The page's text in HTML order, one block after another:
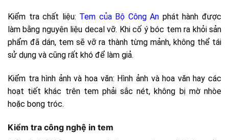
Kiểm tra chất liệu: Tem của Bộ Công An phát hành được
làm bằng nguyên liệu decal vỡ. Khi cố ý bóc tem ra khỏi sản
phẩm đã dán, tem sẽ vỡ ra thành từng mảnh, không thể tái
sử dụng và cũng rất khó để làm giả.
Kiểm tra hình ảnh và hoa văn: Hình ảnh và hoa văn hay các
hoạt tiết khác trên tem phải sắc nét, không bị mờ nhòe
hoặc bong tróc.
Kiểm tra công nghệ in tem